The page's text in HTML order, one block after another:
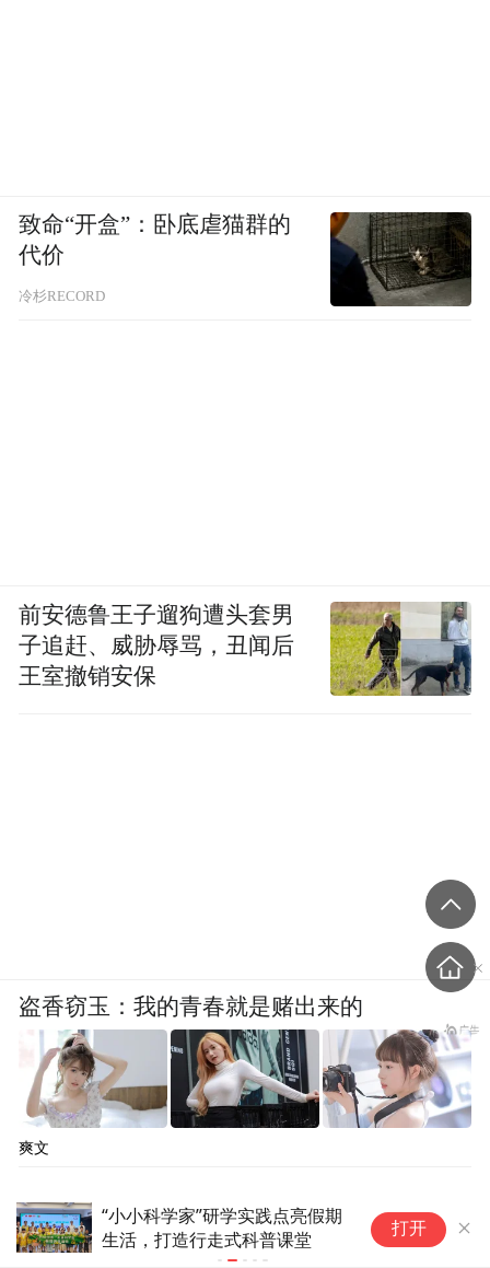
“小小科学家”研学实践点亮假期
生活，打造行走式科普课堂
打开
致命“开盒”：卧底虐猫群的
代价
冷杉RECORD
前安德鲁王子遛狗遭头套男
子追赶、威胁辱骂，丑闻后
王室撤销安保
盗香窃玉：我的青春就是赌出来的
爽文